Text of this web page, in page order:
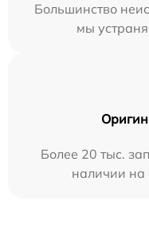
Большинство
мы
Более 20 тыс.
наличии на